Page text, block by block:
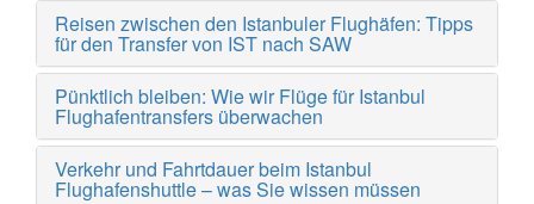
Reisen zwischen den Istanbuler Flughäfen: Tipps
für den Transfer von IST nach SAW
Pünktlich bleiben: Wie wir Flüge für Istanbul
Flughafentransfers überwachen
Verkehr und Fahrtdauer beim Istanbul
Flughafenshuttle – was Sie wissen müssen